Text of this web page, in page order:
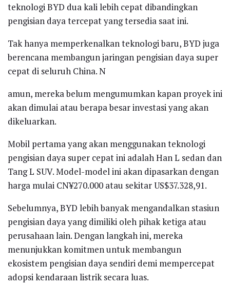
teknologi BYD dua kali lebih cepat dibandingkan
pengisian daya tercepat yang tersedia saat ini.
Tak hanya memperkenalkan teknologi baru, BYD juga
berencana membangun jaringan pengisian daya super
cepat di seluruh China. N
amun, mereka belum mengumumkan kapan proyek ini
akan dimulai atau berapa besar investasi yang akan
dikeluarkan.
Mobil pertama yang akan menggunakan teknologi
pengisian daya super cepat ini adalah Han L sedan dan
Tang L SUV. Model-model ini akan dipasarkan dengan
harga mulai CN¥270.000 atau sekitar US$37.328,91.
Sebelumnya, BYD lebih banyak mengandalkan stasiun
pengisian daya yang dimiliki oleh pihak ketiga atau
perusahaan lain. Dengan langkah ini, mereka
menunjukkan komitmen untuk membangun
ekosistem pengisian daya sendiri demi mempercepat
adopsi kendaraan listrik secara luas.